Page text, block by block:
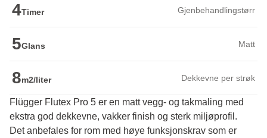
4Timer Gjenbehandlingstørr
5Glans Matt
8m2/liter Dekkevne per strøk
Flügger Flutex Pro 5 er en matt vegg- og takmaling med
ekstra god dekkevne, vakker finish og sterk miljøprofil.
Det anbefales for rom med høye funksjonskrav som er